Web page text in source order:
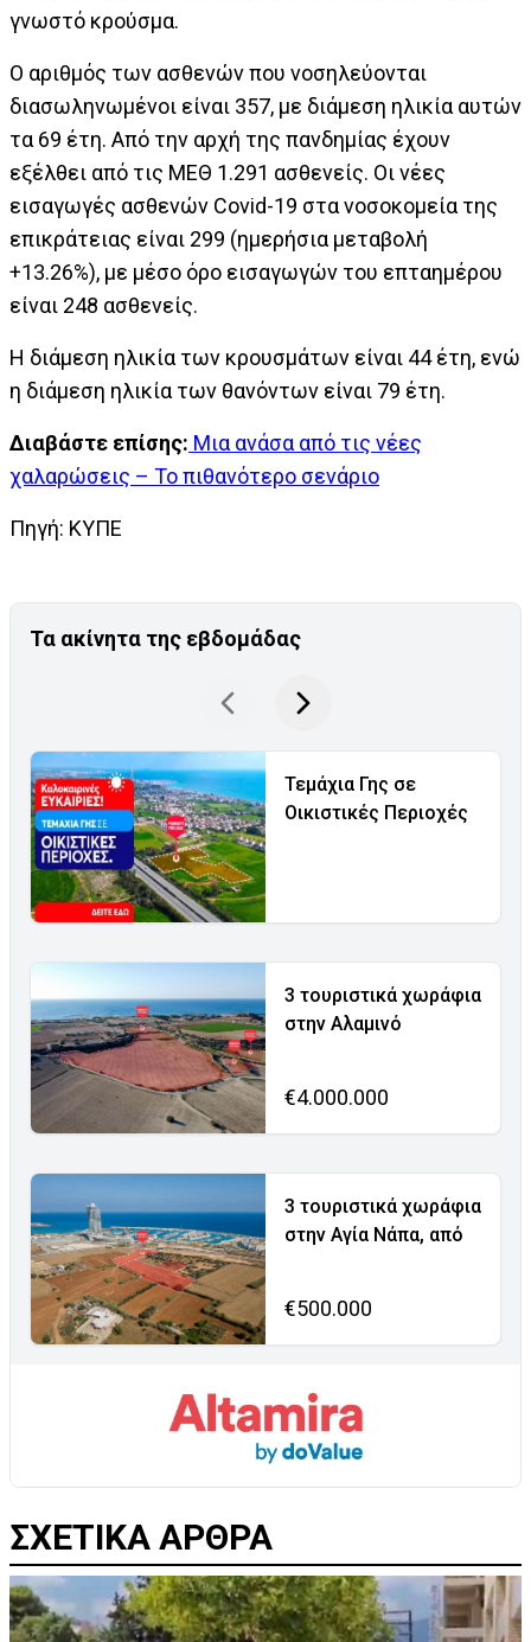
γνωστό κρούσμα.
Ο αριθμός των ασθενών που νοσηλεύονται
διασωληνωμένοι είναι 357, με διάμεση ηλικία αυτών
τα 69 έτη. Από την αρχή της πανδημίας έχουν
εξέλθει από τις ΜΕΘ 1.291 ασθενείς. Οι νέες
εισαγωγές ασθενών Covid-19 στα νοσοκομεία της
επικράτειας είναι 299 (ημερήσια μεταβολή
+13.26%), με μέσο όρο εισαγωγών του επταημέρου
είναι 248 ασθενείς.
Η διάμεση ηλικία των κρουσμάτων είναι 44 έτη, ενώ
η διάμεση ηλικία των θανόντων είναι 79 έτη.
Διαβάστε επίσης: Μια ανάσα από τις νέες
χαλαρώσεις – Το πιθανότερο σενάριο
Πηγή: ΚΥΠΕ
Τα ακίνητα της εβδομάδας
Τεμάχια Γης σε
Οικιστικές Περιοχές
3 τουριστικά χωράφια
στην Αλαμινό
€4.000.000
3 τουριστικά χωράφια
στην Αγία Νάπα, από
€500.000
ΣΧΕΤΙΚΑ ΑΡΘΡΑ